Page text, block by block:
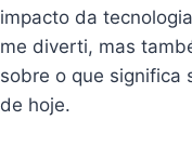
impacto da
me diverti, mas
sobre o que significa
de hoje.